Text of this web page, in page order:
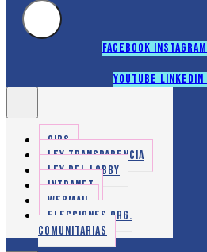
Facebook Instagram
Youtube Linkedin
OIRS
LEY TRANSPARENCIA
LEY DEL LOBBY
INTRANET
WEBMAIL
ELECCIONES ORG.
COMUNITARIAS